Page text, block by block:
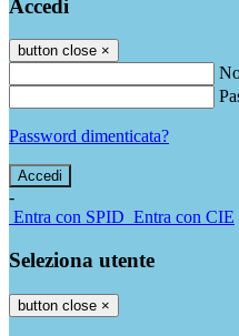
Accedi
button close ×
Password dimenticata?
-
Entra con SPID Entra con CIE
Seleziona utente
button close ×